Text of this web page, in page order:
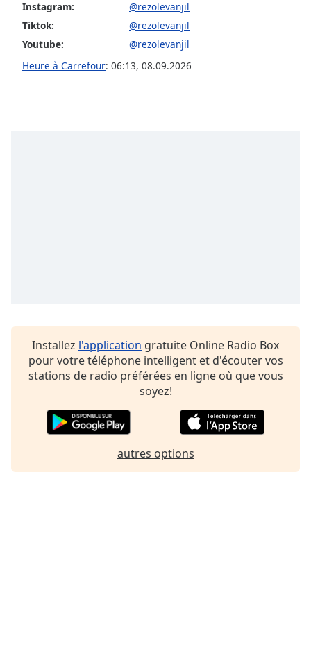
Family
Done
Instagram:
@rezolevanjil
Tiktok:
@rezolevanjil
Youtube:
@rezolevanjil
Heure à Carrefour: 06:13, 08.09.2026
Installez l'application gratuite Online Radio Box
pour votre téléphone intelligent et d'écouter vos
stations de radio préférées en ligne où que vous
soyez!
autres options